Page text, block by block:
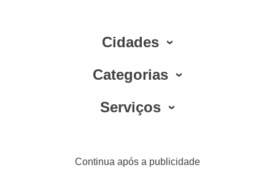
Cidades
Categorias
Serviços
Continua após a publicidade